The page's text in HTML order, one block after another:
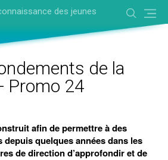
des jeunes
de la
Promo 24
afin de permettre à des
quelques années dans les
de direction d’approfondir et de